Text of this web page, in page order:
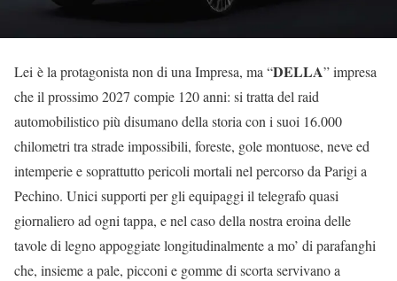
Lei è la protagonista non di una Impresa, ma “DELLA” impresa
che il prossimo 2027 compie 120 anni: si tratta del raid
automobilistico più disumano della storia con i suoi 16.000
chilometri tra strade impossibili, foreste, gole montuose, neve ed
intemperie e soprattutto pericoli mortali nel percorso da Parigi a
Pechino. Unici supporti per gli equipaggi il telegrafo quasi
giornaliero ad ogni tappa, e nel caso della nostra eroina delle
tavole di legno appoggiate longitudinalmente a mo’ di parafanghi
che, insieme a pale, picconi e gomme di scorta servivano a